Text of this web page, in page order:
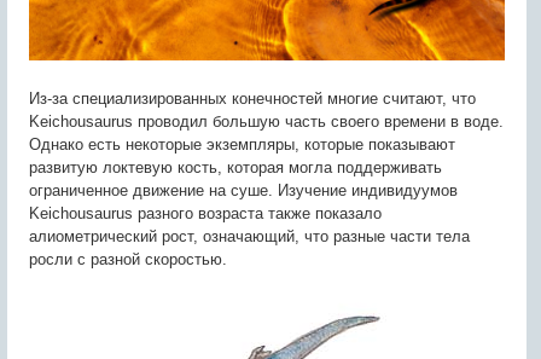
Из-за специализированных конечностей многие считают, что
Keichousaurus проводил большую часть своего времени в воде.
Однако есть некоторые экземпляры, которые показывают
развитую локтевую кость, которая могла поддерживать
ограниченное движение на суше. Изучение индивидуумов
Keichousaurus разного возраста также показало
алиометрический рост, означающий, что разные части тела
росли с разной скоростью.